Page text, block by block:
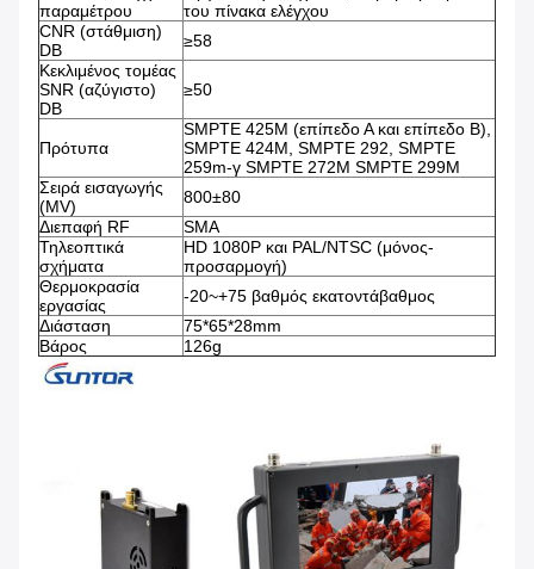
παραμέτρου
του πίνακα ελέγχου
CNR (στάθμιση)
DB
≥58
Κεκλιμένος τομέας
SNR (αζύγιστο)
DB
≥50
Πρότυπα
SMPTE 425M (επίπεδο Α και επίπεδο Β),
SMPTE 424M, SMPTE 292, SMPTE
259m-γ SMPTE 272M SMPTE 299M
Σειρά εισαγωγής
(MV)
800±80
Διεπαφή RF
SMA
Τηλεοπτικά
σχήματα
HD 1080P και PAL/NTSC (μόνος-
προσαρμογή)
Θερμοκρασία
εργασίας
-20~+75 βαθμός εκατοντάβαθμος
Διάσταση
75*65*28mm
Βάρος
126g